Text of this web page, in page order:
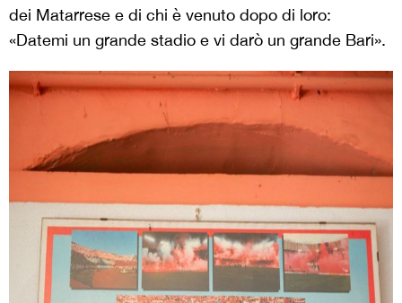
dei Matarrese e di chi è venuto dopo di loro:
«Datemi un grande stadio e vi darò un grande Bari».